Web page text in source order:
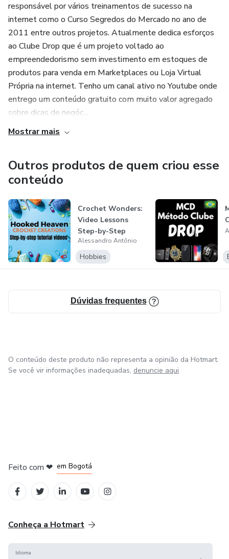
responsável por vários treinamentos de sucesso na
internet como o Curso Segredos do Mercado no ano de
2011 entre outros projetos. Atualmente dedica esforços
ao Clube Drop que é um projeto voltado ao
empreendedorismo sem investimento em estoques de
produtos para venda em Marketplaces ou Loja Virtual
Própria na internet. Tenho um canal ativo no Youtube onde
entrego um conteúdo gratuito com muito valor agregado
sobre dicas de negóc...
Mostrar mais
Outros produtos de quem criou esse
conteúdo
Crochet Wonders:
Video Lessons
Step-by-Step
Alessandro Antônio
Hobbies
Dúvidas frequentes
O conteúdo deste produto não representa a opinião da Hotmart.
Se você vir informações inadequadas, denuncie aqui
Feito com ❤ em Bogotá
Conheça a Hotmart
Idioma